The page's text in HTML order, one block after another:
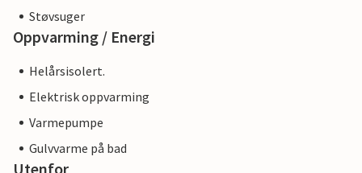
Støvsuger
Oppvarming / Energi
Helårsisolert.
Elektrisk oppvarming
Varmepumpe
Gulvvarme på bad
Utenfor